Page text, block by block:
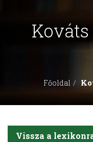
Kováts
Főoldal
Vissza a